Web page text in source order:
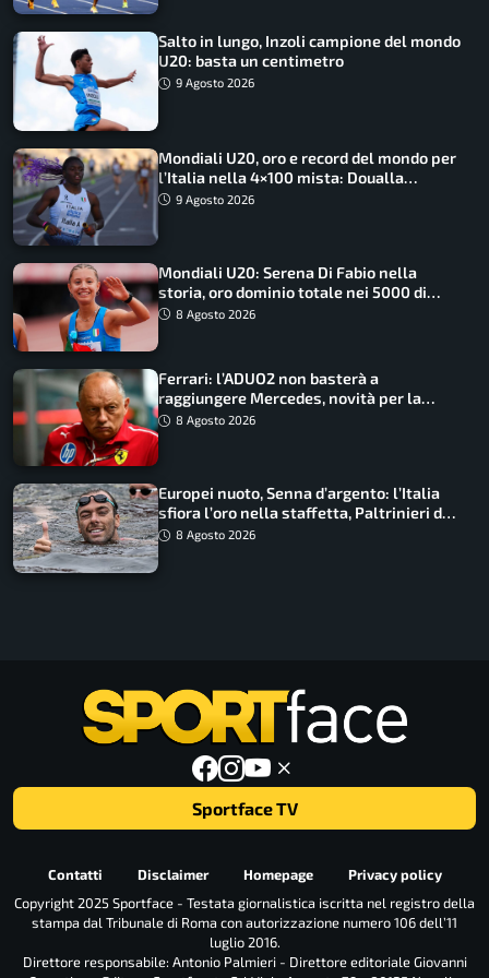
Salto in lungo, Inzoli campione del mondo
U20: basta un centimetro
9 Agosto 2026
Mondiali U20, oro e record del mondo per
l’Italia nella 4×100 mista: Doualla
straordinaria
9 Agosto 2026
Mondiali U20: Serena Di Fabio nella
storia, oro dominio totale nei 5000 di
marcia
8 Agosto 2026
Ferrari: l’ADUO2 non basterà a
raggiungere Mercedes, novità per la
Macarena
8 Agosto 2026
Europei nuoto, Senna d’argento: l’Italia
sfiora l’oro nella staffetta, Paltrinieri da
urlo, il bilancio azzurro
8 Agosto 2026
Sportface TV
Contatti Disclaimer Homepage
Privacy policy
Copyright 2025 Sportface - Testata giornalistica iscritta nel registro della
stampa dal Tribunale di Roma con autorizzazione numero 106 dell’11
luglio 2016.
Direttore responsabile: Antonio Palmieri - Direttore editoriale Giovanni